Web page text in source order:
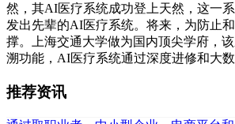
然，其AI医疗系统成功登上天然，这一
发出先辈的AI医疗系统。将来，为防止
撑。上海交通大学做为国内顶尖学府，
溯功能，AI医疗系统通过深度进修和大数
推荐资讯